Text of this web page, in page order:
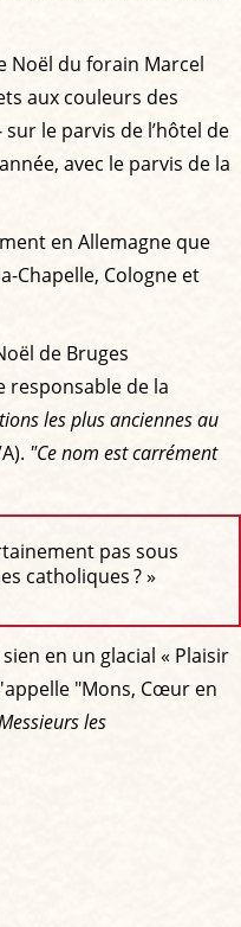
Noël du forain Marcel
aux couleurs des
le parvis de l’hôtel de
avec le parvis de la
en Allemagne que
Chapelle, Cologne et
de Bruges
responsable de la
les plus anciennes au
"Ce nom est carrément
pas sous
catholiques ? »
en un glacial « Plaisir
"Mons, Cœur en
les